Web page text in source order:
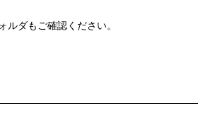
ダもご確認ください。